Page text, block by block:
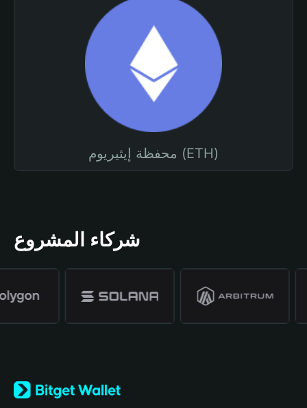
محفظة إيثيريوم (ETH)
شركاء المشروع